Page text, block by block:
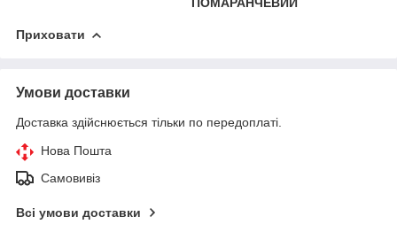
Приховати
Умови доставки
Доставка здійснюється тільки по передоплаті.
Нова Пошта
Самовивіз
Всі умови доставки